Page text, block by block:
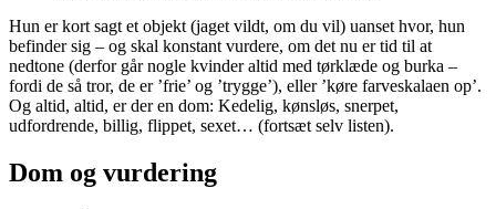
Hun er kort sagt et objekt (jaget vildt, om du vil) uanset hvor, hun
befinder sig – og skal konstant vurdere, om det nu er tid til at
nedtone (derfor går nogle kvinder altid med tørklæde og burka –
fordi de så tror, de er ’frie’ og ’trygge’), eller ’køre farveskalaen op’.
Og altid, altid, er der en dom: Kedelig, kønsløs, snerpet,
udfordrende, billig, flippet, sexet… (fortsæt selv listen).
Dom og vurdering